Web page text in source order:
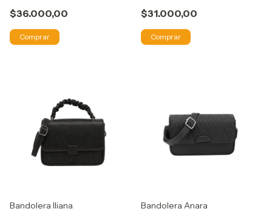
$36.000,00
Comprar
$31.000,00
Comprar
Bandolera Iliana Bandolera Anara